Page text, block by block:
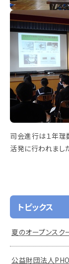
司会進行は１
活発に行われまし
トピックス
夏のオープンスク
公益財団法人